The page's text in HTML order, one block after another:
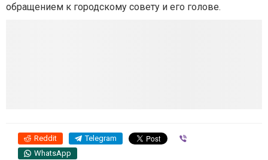
обращением к городскому совету и его голове.
Reddit Telegram
WhatsApp